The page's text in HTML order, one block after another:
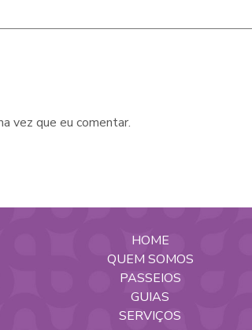
vez que eu comentar.
HOME
QUEM SOMOS
PASSEIOS
GUIAS
SERVIÇOS